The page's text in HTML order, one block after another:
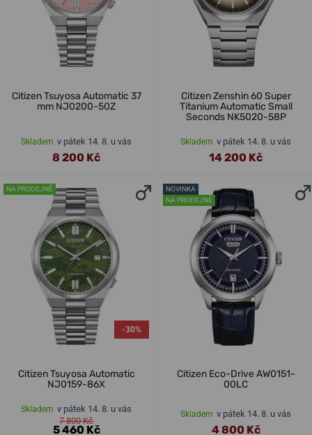
Citizen Tsuyosa Automatic 37
mm NJ0200-50Z
Skladem v pátek 14. 8. u vás
8 200 Kč
Citizen Zenshin 60 Super
Titanium Automatic Small
Seconds NK5020-58P
Skladem v pátek 14. 8. u vás
14 200 Kč
NA PRODEJNĚ
-30%
Citizen Tsuyosa Automatic
NJ0159-86X
Skladem v pátek 14. 8. u vás
7 800 Kč
5 460 Kč
NOVINKA
NA PRODEJNĚ
Citizen Eco-Drive AW0151-
00LC
Skladem v pátek 14. 8. u vás
4 800 Kč